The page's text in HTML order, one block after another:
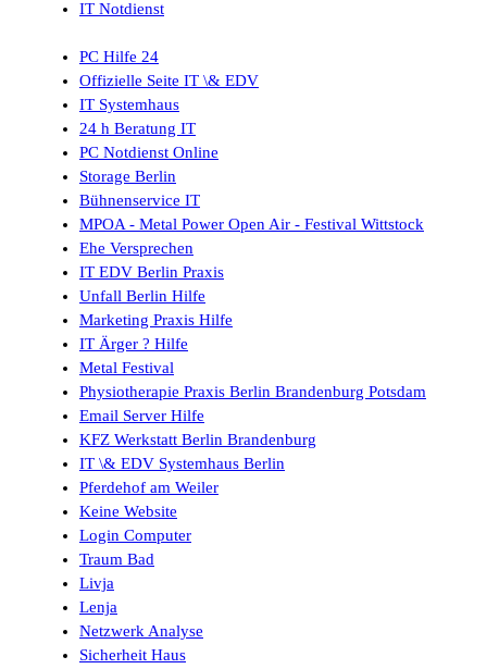
IT Notdienst
PC Hilfe 24
Offizielle Seite IT \& EDV
IT Systemhaus
24 h Beratung IT
PC Notdienst Online
Storage Berlin
Bühnenservice IT
MPOA - Metal Power Open Air - Festival Wittstock
Ehe Versprechen
IT EDV Berlin Praxis
Unfall Berlin Hilfe
Marketing Praxis Hilfe
IT Ärger ? Hilfe
Metal Festival
Physiotherapie Praxis Berlin Brandenburg Potsdam
Email Server Hilfe
KFZ Werkstatt Berlin Brandenburg
IT \& EDV Systemhaus Berlin
Pferdehof am Weiler
Keine Website
Login Computer
Traum Bad
Livja
Lenja
Netzwerk Analyse
Sicherheit Haus